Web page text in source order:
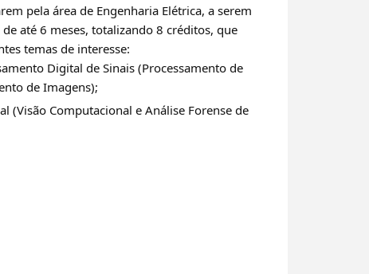
pela área de Engenharia Elétrica, a serem
até 6 meses, totalizando 8 créditos, que
temas de interesse:
Digital de Sinais (Processamento de
de Imagens);
(Visão Computacional e Análise Forense de